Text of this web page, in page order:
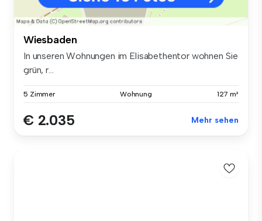
Wiesbaden
In unseren Wohnungen im Elisabethentor wohnen Sie
grün, r...
5 Zimmer Wohnung 127 m²
€ 2.035 Mehr sehen